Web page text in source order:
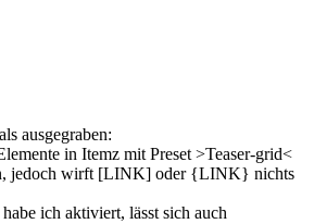
ausgegraben:
in Itemz mit Preset >Teaser-grid<
jedoch wirft [LINK] oder {LINK} nichts
ich aktiviert, lässt sich auch